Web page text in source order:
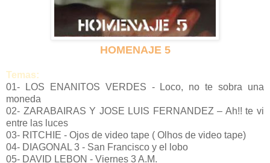
HOMENAJE 5
Temas:
01- LOS ENANITOS VERDES - Loco, no te sobra una
moneda
02- ZARABAIRAS Y JOSE LUIS FERNANDEZ – Ah!! te vi
entre las luces
03- RITCHIE - Ojos de video tape ( Olhos de video tape)
04- DIAGONAL 3 - San Francisco y el lobo
05- DAVID LEBON - Viernes 3 A.M.